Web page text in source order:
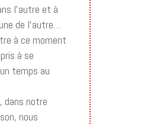
l’autre et à
de l’autre…
à ce moment
à se
temps au
dans notre
nous